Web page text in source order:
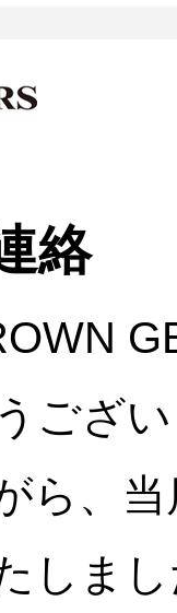
絡
ござ
ら、
しま